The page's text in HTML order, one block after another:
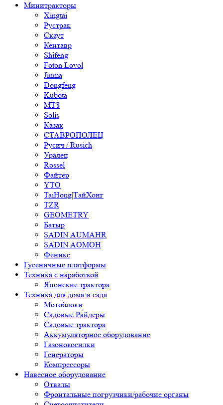
Минитракторы
Xingtai
Рустрак
Скаут
Кентавр
Shifeng
Foton Lovol
Jinma
Dongfeng
Kubota
МТЗ
Solis
Казак
СТАВРОПОЛЕЦ
Русич / Rusich
Уралец
Rossel
Файтер
YTO
TaiHong|ТайХонг
TZR
GEOMETRY
Батыр
SADIN AUMAHR
SADIN AOMOH
Феникс
Гусеничные платформы
Техника с наработкой
Японские трактора
Техника для дома и сада
Мотоблоки
Садовые Райдеры
Садовые трактора
Аккумуляторное оборудование
Газонокосилки
Генераторы
Компрессоры
Навесное оборудование
Отвалы
Фронтальные погрузчики/рабочие органы